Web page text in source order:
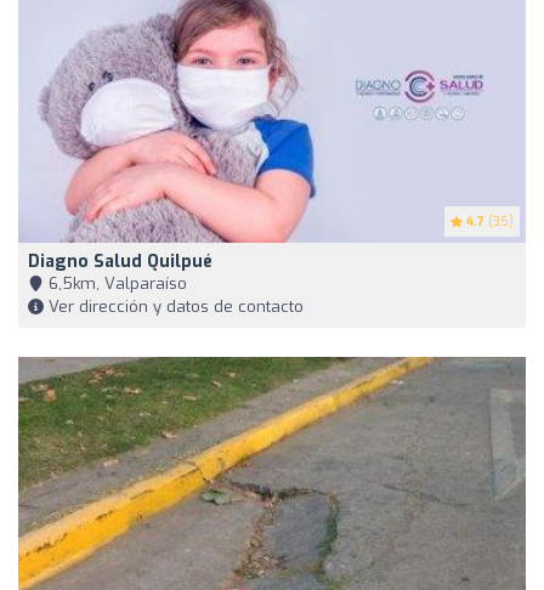
4.7 (35)
Diagno Salud Quilpué
6,5km, Valparaíso
Ver dirección y datos de contacto